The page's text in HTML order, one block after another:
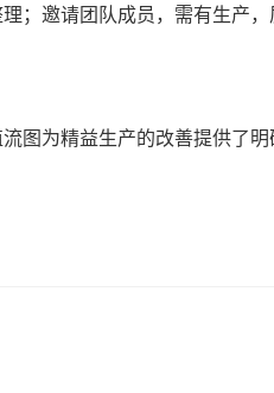
；邀请团队成员，需有生产，
图为精益生产的改善提供了